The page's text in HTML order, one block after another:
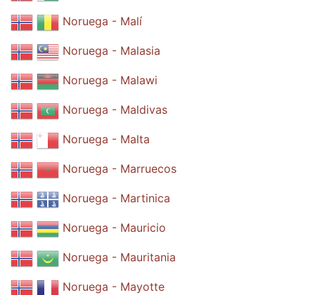
Noruega - Malí
Noruega - Malasia
Noruega - Malawi
Noruega - Maldivas
Noruega - Malta
Noruega - Marruecos
Noruega - Martinica
Noruega - Mauricio
Noruega - Mauritania
Noruega - Mayotte